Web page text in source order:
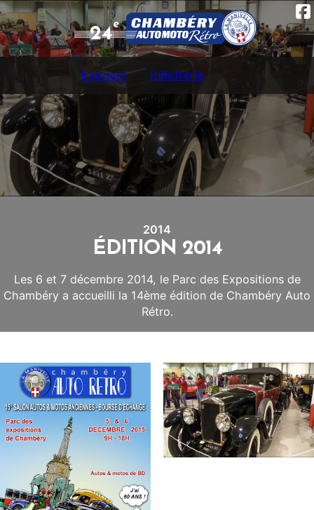
24e
Exposer Billetterie
2014
ÉDITION 2014
Les 6 et 7 décembre 2014, le Parc des Expositions de
Chambéry a accueilli la 14ème édition de Chambéry Auto
Rétro.